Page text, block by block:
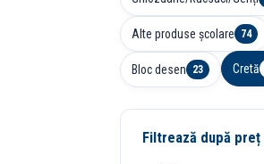
Alte produse școlare 74
Bloc desen 23 Cretă
Filtrează după preț